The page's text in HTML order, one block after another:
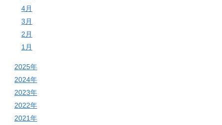
4月
3月
2月
1月
2025年
2024年
2023年
2022年
2021年